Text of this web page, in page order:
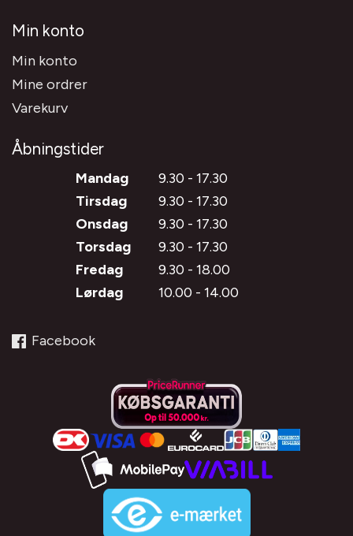
Min konto
Min konto
Mine ordrer
Varekurv
Åbningstider
Mandag
9.30 - 17.30
Tirsdag
9.30 - 17.30
Onsdag
9.30 - 17.30
Torsdag
9.30 - 17.30
Fredag
9.30 - 18.00
Lørdag
10.00 - 14.00
Facebook